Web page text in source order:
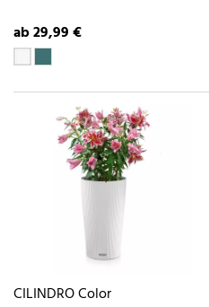
ab 29,99 €
CILINDRO Color